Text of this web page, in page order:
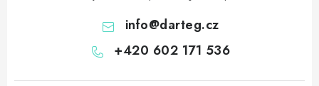
info@darteg.cz
+420 602 171 536